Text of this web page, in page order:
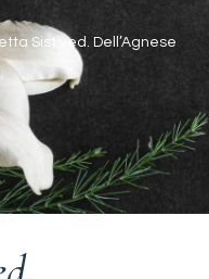
Sist ved. Dell’Agnese